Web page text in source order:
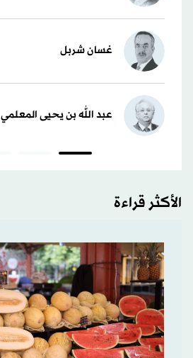
غسان شربل
عبد الله بن يحيى المعلمي
الأكثر قراءة